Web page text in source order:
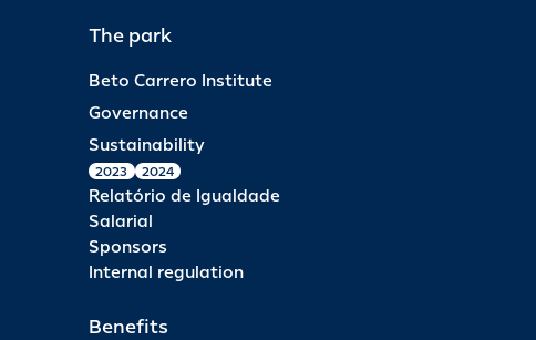
The park
Beto Carrero Institute
Governance
Sustainability
2023 2024
Relatório de Igualdade
Salarial
Sponsors
Internal regulation
Benefits